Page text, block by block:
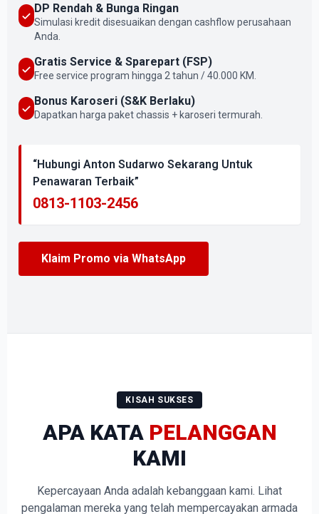
DP Rendah & Bunga Ringan
Simulasi kredit disesuaikan dengan cashflow perusahaan
Anda.
Gratis Service & Sparepart (FSP)
Free service program hingga 2 tahun / 40.000 KM.
Bonus Karoseri (S&K Berlaku)
Dapatkan harga paket chassis + karoseri termurah.
“Hubungi Anton Sudarwo Sekarang Untuk
Penawaran Terbaik”
0813-1103-2456
Klaim Promo via WhatsApp
KISAH SUKSES
APA KATA PELANGGAN
KAMI
Kepercayaan Anda adalah kebanggaan kami. Lihat
pengalaman mereka yang telah mempercayakan armada